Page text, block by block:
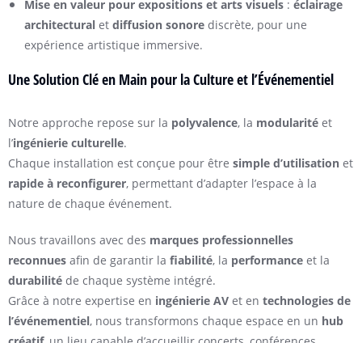
Mise en valeur pour expositions et arts visuels : éclairage
architectural et diffusion sonore discrète, pour une
expérience artistique immersive.
Une Solution Clé en Main pour la Culture et l’Événementiel
Notre approche repose sur la polyvalence, la modularité et
l’ingénierie culturelle.
Chaque installation est conçue pour être simple d’utilisation et
rapide à reconfigurer, permettant d’adapter l’espace à la
nature de chaque événement.
Nous travaillons avec des marques professionnelles
reconnues afin de garantir la fiabilité, la performance et la
durabilité de chaque système intégré.
Grâce à notre expertise en ingénierie AV et en technologies de
l’événementiel, nous transformons chaque espace en un hub